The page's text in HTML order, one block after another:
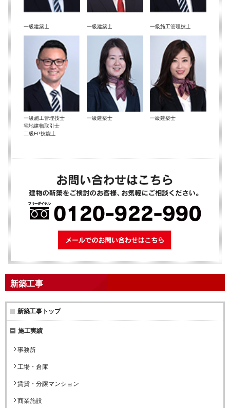
一級建築士 一級建築士 一級施工管理技士
一級施工管理技士
宅地建物取引士
二級FP技能士
一級建築士 一級建築士
メールでのお
新築工事
新築工事トップ
施工実績
事務所
工場・倉庫
賃貸・分譲マンション
商業施設